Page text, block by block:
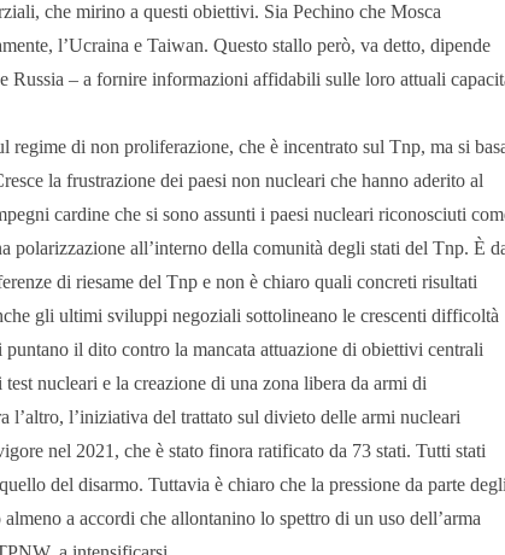
che mirino a questi obiettivi. Sia Pechino che Mosca
l’Ucraina e Taiwan. Questo stallo però, va detto, dipende
Russia – a fornire informazioni affidabili sulle loro attuali
regime di non proliferazione, che è incentrato sul Tnp, ma si
la frustrazione dei paesi non nucleari che hanno aderito al
cardine che si sono assunti i paesi nucleari riconosciuti
all’interno della comunità degli stati del Tnp. È
di riesame del Tnp e non è chiaro quali concreti risultati
gli ultimi sviluppi negoziali sottolineano le crescenti difficoltà
il dito contro la mancata attuazione di obiettivi centrali
nucleari e la creazione di una zona libera da armi di
l’altro, l’iniziativa del trattato sul divieto delle armi nucleari
nel 2021, che è stato finora ratificato da 73 stati. Tutti stati
del disarmo. Tuttavia è chiaro che la pressione da parte degli
a accordi che allontanino lo spettro di un uso dell’arma